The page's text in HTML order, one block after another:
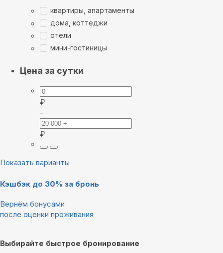
квартиры, апартаменты
дома, коттеджи
отели
мини-гостиницы
Цена за сутки
₽
-
₽
Показать варианты
Кэшбэк до 30% за бронь
Вернём бонусами
после оценки проживания
Выбирайте быстрое бронирование